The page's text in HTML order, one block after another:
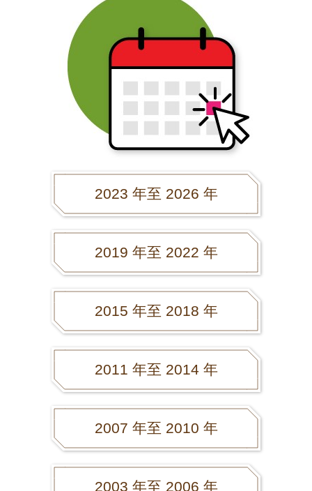
2023 年至 2026 年
2019 年至 2022 年
2015 年至 2018 年
2011 年至 2014 年
2007 年至 2010 年
2003 年至 2006 年